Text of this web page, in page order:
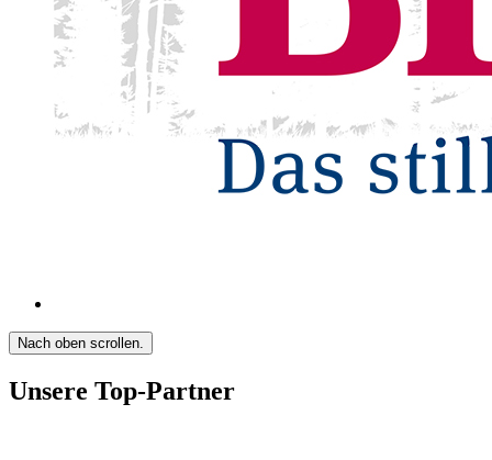
Nach oben scrollen.
Unsere Top-Partner